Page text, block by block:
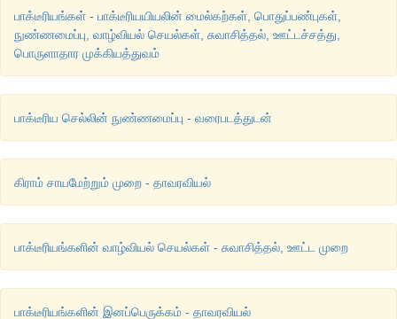
பாக்டீரியங்கள் - பாக்டீரியயியலின் மைல்கற்கள், பொதுப்பண்புகள்,
நுண்ணமைப்பு, வாழ்வியல் செயல்கள், சுவாசித்தல், ஊட்டச்சத்து,
பொருளாதார முக்கியத்துவம்
பாக்டீரிய செல்லின் நுண்ணமைப்பு - வரைபடத்துடன்
கிராம் சாயமேற்றும் முறை - தாவரவியல்
பாக்டீரியங்களின் வாழ்வியல் செயல்கள் - சுவாசித்தல், ஊட்ட முறை
பாக்டீரியங்களின் இனப்பெருக்கம் - தாவரவியல்